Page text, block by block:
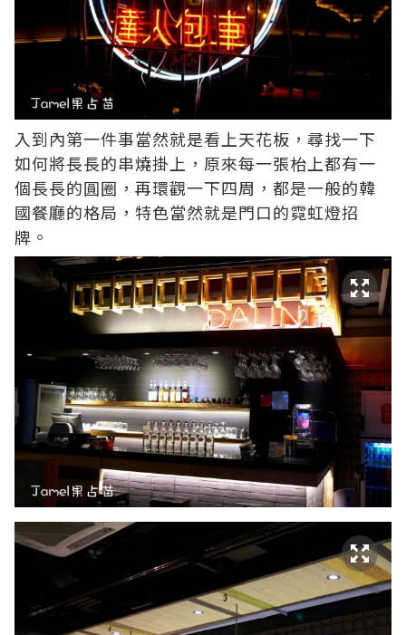
入到內第一件事當然就是看上天花板，尋找一下
如何將長長的串燒掛上，原來每一張枱上都有一
個長長的圓圈，再環觀一下四周，都是一般的韓
國餐廳的格局，特色當然就是門口的霓虹燈招
牌。